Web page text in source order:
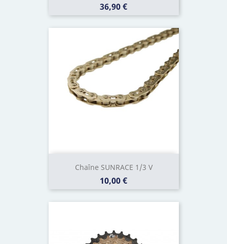
Prix
36,90 €
Chaîne SUNRACE 1/3 V
Prix
10,00 €